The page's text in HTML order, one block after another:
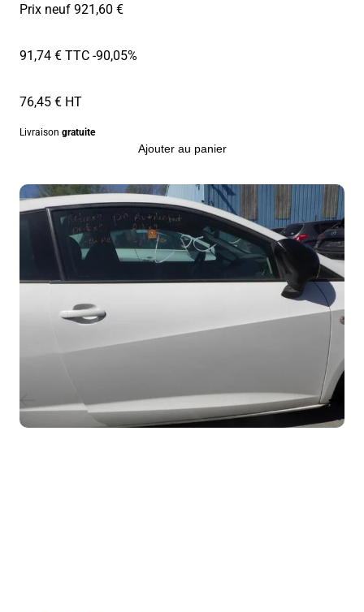
Prix neuf 921,60 €
91,74 € TTC-90,05%
76,45 € HT
Livraison gratuite
Ajouter au panier